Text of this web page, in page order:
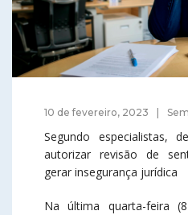
10 de fevereiro, 2023
Segundo especialistas,
autorizar revisão de
gerar insegurança jurídica
Na última quarta-feira